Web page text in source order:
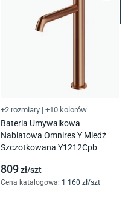
+2 rozmiary | +10 kolorów
Bateria Umywalkowa
Nablatowa Omnires Y Miedź
Szczotkowana Y1212Cpb
809zł/szt
Cena katalogowa: 1 160 zł/szt